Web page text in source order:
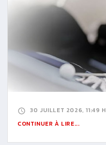
30 JUILLET 2026, 11:49 H
CONTINUER À LIRE...